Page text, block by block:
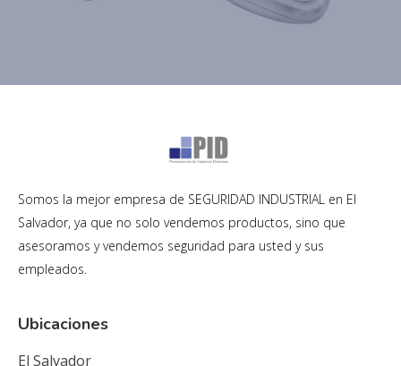
Somos la mejor empresa de SEGURIDAD INDUSTRIAL en El
Salvador, ya que no solo vendemos productos, sino que
asesoramos y vendemos seguridad para usted y sus
empleados.
Ubicaciones
El Salvador